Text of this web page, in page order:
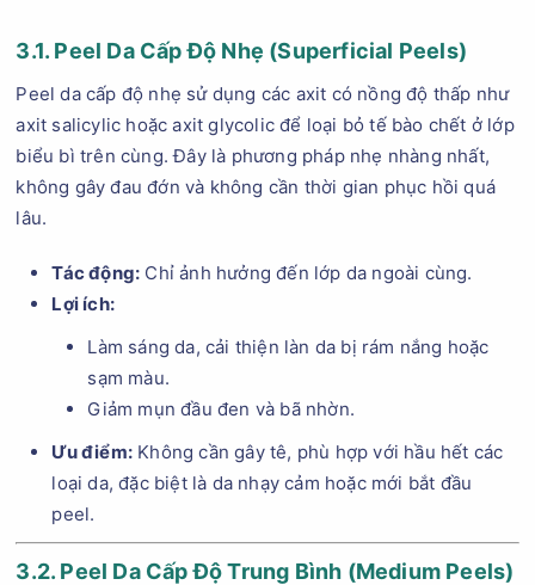
3.1. Peel Da Cấp Độ Nhẹ (Superficial Peels)
Peel da cấp độ nhẹ sử dụng các axit có nồng độ thấp như
axit salicylic hoặc axit glycolic để loại bỏ tế bào chết ở lớp
biểu bì trên cùng. Đây là phương pháp nhẹ nhàng nhất,
không gây đau đớn và không cần thời gian phục hồi quá
lâu.
Tác động: Chỉ ảnh hưởng đến lớp da ngoài cùng.
Lợi ích:
Làm sáng da, cải thiện làn da bị rám nắng hoặc
sạm màu.
Giảm mụn đầu đen và bã nhờn.
Ưu điểm: Không cần gây tê, phù hợp với hầu hết các
loại da, đặc biệt là da nhạy cảm hoặc mới bắt đầu
peel.
3.2. Peel Da Cấp Độ Trung Bình (Medium Peels)